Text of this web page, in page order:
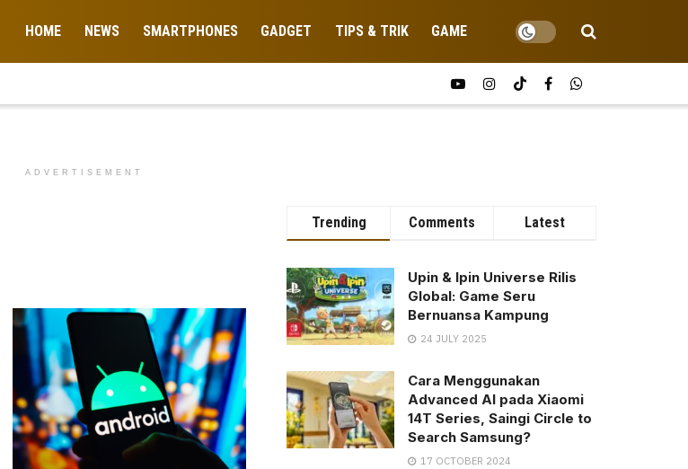
HOME NEWS SMARTPHONES GADGET TIPS & TRIK GAME
ADVERTISEMENT
Trending Comments Latest
Upin & Ipin Universe Rilis
Global: Game Seru
Bernuansa Kampung
24 JULY 2025
Cara Menggunakan
Advanced AI pada Xiaomi
14T Series, Saingi Circle to
Search Samsung?
17 OCTOBER 2024